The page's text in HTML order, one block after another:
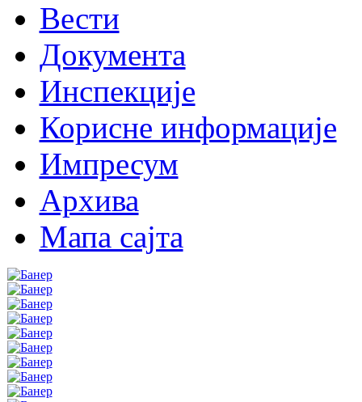
Вести
Документа
Инспекције
Корисне информације
Импресум
Архива
Мапа сајта